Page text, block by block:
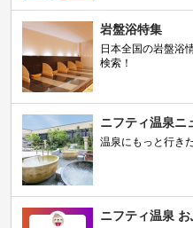
岩盤浴特集
日本全国の岩盤浴
検索！
ニフティ温泉ニ
温泉にもっと行き
ニフティ温泉